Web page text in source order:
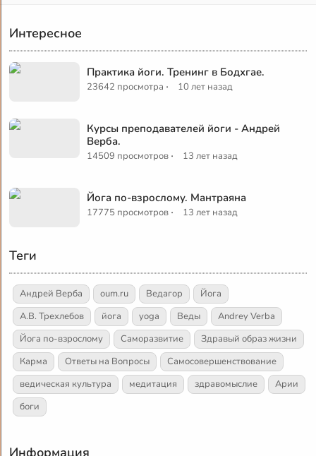
Интересное
Практика йоги. Тренинг в Бодхгае.
23642 просмотра · 10 лет назад
Курсы преподавателей йоги - Андрей
Верба.
14509 просмотров · 13 лет назад
Йога по-взрослому. Мантраяна
17775 просмотров · 13 лет назад
Теги
Андрей Верба oum.ru Ведагор
Йога
А.В. Трехлебов
йога yoga Веды
Andrey Verba
Йога по-взрослому
Саморазвитие
Здравый образ жизни
Карма
Ответы на Вопросы
Самосовершенствование
ведическая культура
медитация здравомыслие
Арии
боги
Информация